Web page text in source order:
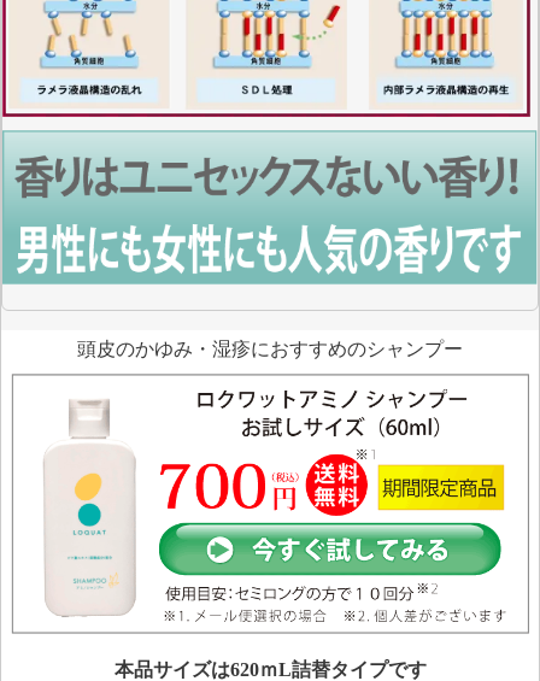
頭皮のかゆみ・湿疹におすすめのシャンプー
本品サイズは620ｍL詰替タイプです